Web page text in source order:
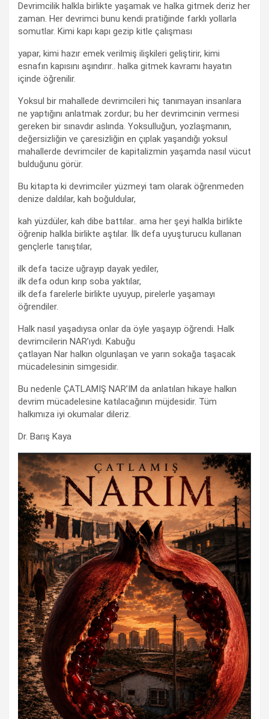
Devrimcilik halkla birlikte yaşamak ve halka gitmek deriz her
zaman. Her devrimci bunu kendi pratiğinde farklı yollarla
somutlar. Kimi kapı kapı gezip kitle çalışması
yapar, kimi hazır emek verilmiş ilişkileri geliştirir, kimi
esnafın kapısını aşındırır.. halka gitmek kavramı hayatın
içinde öğrenilir.
Yoksul bir mahallede devrimcileri hiç tanımayan insanlara
ne yaptığını anlatmak zordur; bu her devrimcinin vermesi
gereken bir sınavdır aslında. Yoksulluğun, yozlaşmanın,
değersizliğin ve çaresizliğin en çıplak yaşandığı yoksul
mahallerde devrimciler de kapitalizmin yaşamda nasıl vücut
bulduğunu görür.
Bu kitapta ki devrimciler yüzmeyi tam olarak öğrenmeden
denize daldılar, kah boğuldular,
kah yüzdüler, kah dibe battılar.. ama her şeyi halkla birlikte
öğrenip halkla birlikte aştılar. İlk defa uyuşturucu kullanan
gençlerle tanıştılar,
ilk defa tacize uğrayıp dayak yediler,
ilk defa odun kırıp soba yaktılar,
ilk defa farelerle birlikte uyuyup, pirelerle yaşamayı
öğrendiler.
Halk nasıl yaşadıysa onlar da öyle yaşayıp öğrendi. Halk
devrimcilerin NAR’ıydı. Kabuğu
çatlayan Nar halkın olgunlaşan ve yarın sokağa taşacak
mücadelesinin simgesidir.
Bu nedenle ÇATLAMIŞ NAR’IM da anlatılan hikaye halkın
devrim mücadelesine katılacağının müjdesidir. Tüm
halkımıza iyi okumalar dileriz.
Dr. Barış Kaya